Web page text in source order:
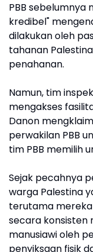
PBB sebelumnya
kredibel"
dilakukan oleh
tahanan
penahanan.
Namun, tim
mengakses
Danon
perwakilan PBB
tim PBB memilih
Sejak pecahnya
warga Palestina
terutama
secara konsisten
manusiawi oleh
penyiksaan fisik